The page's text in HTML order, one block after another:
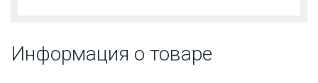
Информация о товаре